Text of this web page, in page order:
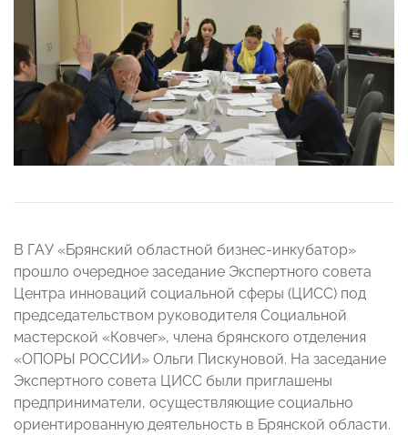
В ГАУ «Брянский областной бизнес-инкубатор»
прошло очередное заседание Экспертного совета
Центра инноваций социальной сферы (ЦИСС) под
председательством руководителя Социальной
мастерской «Ковчег», члена брянского отделения
«ОПОРЫ РОССИИ» Ольги Пискуновой. На заседание
Экспертного совета ЦИСС были приглашены
предприниматели, осуществляющие социально
ориентированную деятельность в Брянской области.